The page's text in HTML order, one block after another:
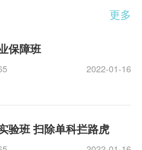
更多
保障班
2022-01-16
验班 扫除单科拦路虎